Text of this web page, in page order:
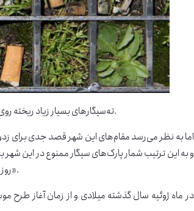
ته‌سیگارهای بسیار زیاد ریخته روی زمین، یکی از پدیده‌هایی است که توجه گردشگران بسیاری را در شهر پاریس به خود جلب می‌کند.
«روز جهانی بدون دخانیات» نامگذاری شده اعلام کرد. این ممنوعیت از روز ۱۸ خرداد اعمال خواهد شد.